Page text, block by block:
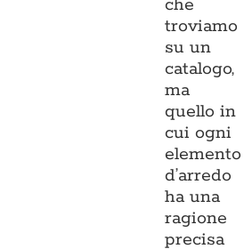
che
troviamo
su un
catalogo,
ma
quello in
cui ogni
elemento
d’arredo
ha una
ragione
precisa